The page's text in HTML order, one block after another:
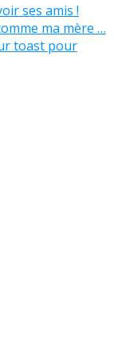
ses amis !
ma mère …
toast pour